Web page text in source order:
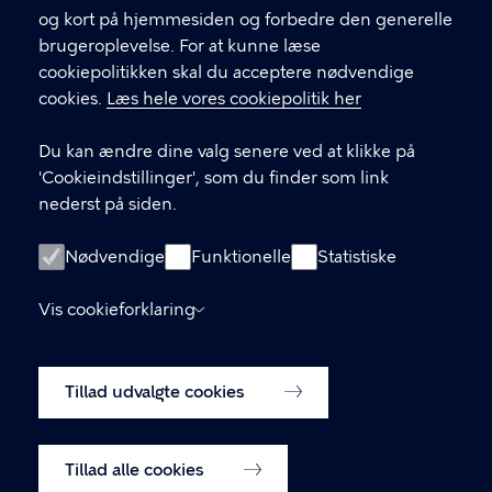
og kort på hjemmesiden og forbedre den generelle
brugeroplevelse. For at kunne læse
cookiepolitikken skal du acceptere nødvendige
cookies. Læs hele vores cookiepolitik her
Du kan ændre dine valg senere ved at klikke på
'Cookieindstillinger', som du finder som link
nederst på siden.
Nødvendige Funktionelle Statistiske
Vis cookieforklaring
Tillad udvalgte cookies
Tillad alle cookies
KONTAKT
Børne- og ungdomsforvaltningen
LINKS
Login som leverandør
Oprettelse af leverandør-konto
Cookiepolitik
Cookieindstillinger